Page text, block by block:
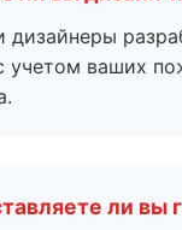
дизайнеры
учетом ваших
ли вы